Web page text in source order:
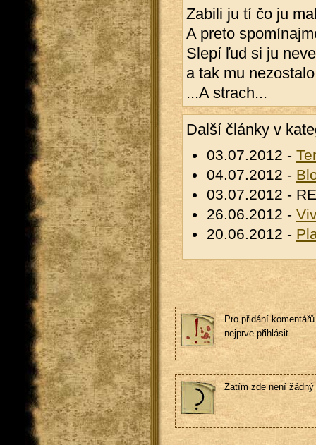
Zabili ju tí čo ju
A preto
Slepí ľud si ju
a tak mu
...A strach...
Další články v
03.07.2012 -
04.07.2012 -
03.07.2012 -
26.06.2012 -
20.06.2012 -
Pro přidání
nejprve přihlásit.
Zatím zde není žádný